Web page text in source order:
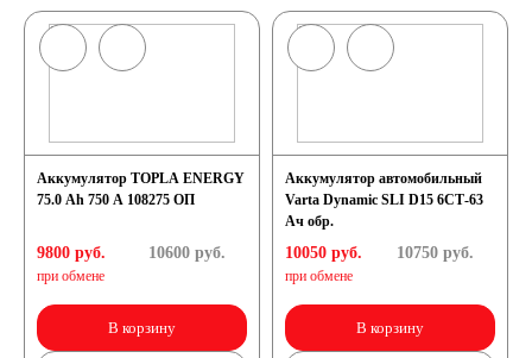
Аккумулятор TOPLA ENERGY
75.0 Ah 750 A 108275 ОП
9800 руб.
при обмене
10600руб.
В корзину
Аккумулятор автомобильный
Varta Dynamic SLI D15 6СТ-63
Ач обр.
10050 руб.
при обмене
10750руб.
В корзину